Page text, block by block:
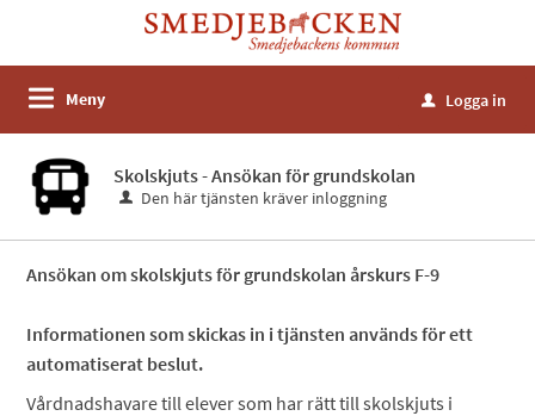
Meny u Logga in
Skolskjuts - Ansökan för grundskolan
Den här tjänsten kräver inloggning
Ansökan om skolskjuts för grundskolan årskurs F-9
Informationen som skickas in i tjänsten används för ett
automatiserat beslut.
Vårdnadshavare till elever som har rätt till skolskjuts i